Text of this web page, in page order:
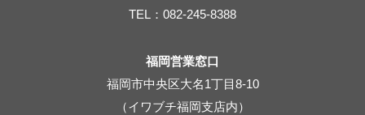
TEL：082-245-8388
福岡営業窓口
福岡市中央区大名1丁目8-10
（イワブチ福岡支店内）